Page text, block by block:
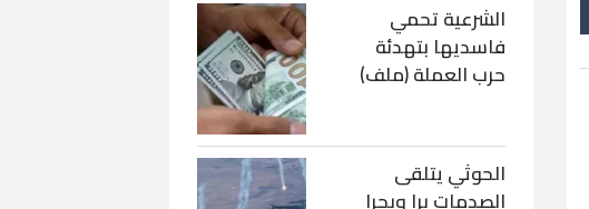
الشرعية تحمي
فاسديها بتهدئة
حرب العملة (ملف)
الحوثي يتلقى
الصدمات برا وبحرا